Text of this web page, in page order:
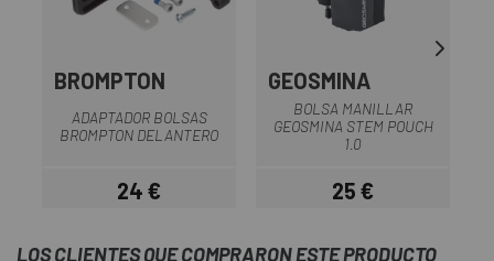
BROMPTON
ADAPTADOR BOLSAS
BROMPTON DELANTERO
Precio
24 €
GEOSMINA
BOLSA MANILLAR
GEOSMINA STEM POUCH
1.0
Precio
25 €
LOS CLIENTES QUE COMPRARON ESTE PRODUCTO